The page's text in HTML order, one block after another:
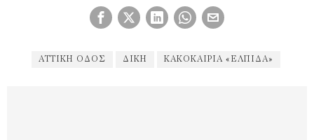
ΑΤΤΙΚΉ ΟΔΟΣ ΔΙΚΗ ΚΑΚΟΚΑΙΡΊΑ «ΕΛΠΊΔΑ»